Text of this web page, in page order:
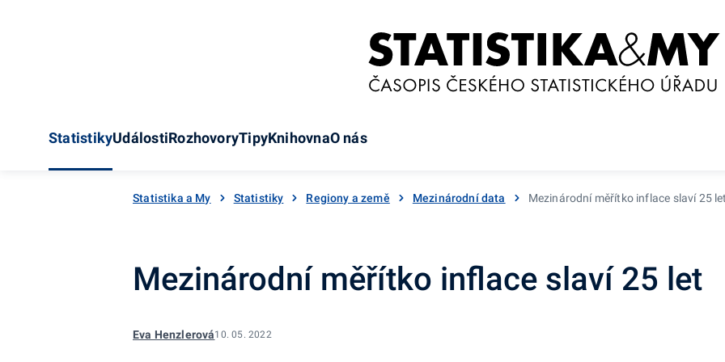
StatistikyUdálostiRozhovoryTipyKnihovnaO nás
Statistika a My Statistiky Regiony a země Mezinárodní data Mezinárodní měřítko inflace slaví 25 let
Mezinárodní měřítko inflace slaví 25 let
Eva Henzlerová10. 05. 2022